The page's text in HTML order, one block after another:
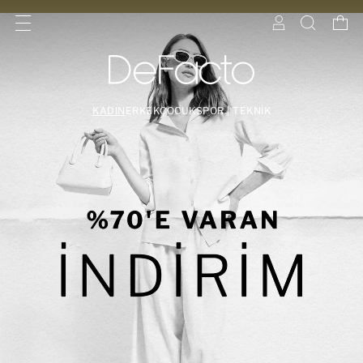
KADIN ERKEKÇOCUKSPOR | TEKNİK